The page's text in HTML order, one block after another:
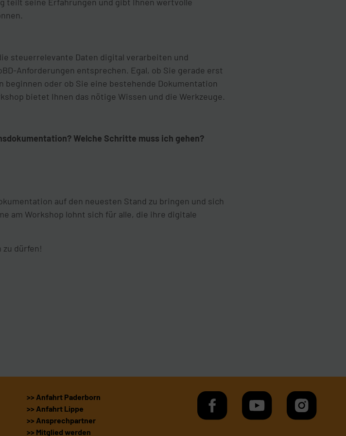
steuerrelevante Daten digital verarbeiten und
Anforderungen entsprechen. Egal, ob Sie gerade erst
oder ob Sie eine bestehende Dokumentation
bietet Ihnen das nötige Wissen und die Werkzeuge.
Welche Schritte muss ich gehen?
auf den neuesten Stand zu bringen und sich
am Workshop lohnt sich für alle, die ihre digitale
zu dürfen!
>> Anfahrt Paderborn
>> Anfahrt Lippe
>> Ansprechpartner
>> Mitglied werden